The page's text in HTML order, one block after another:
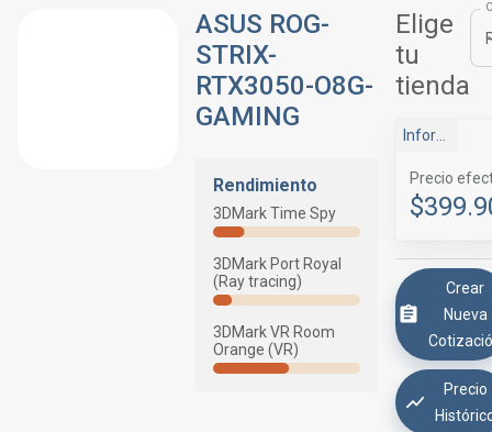
ASUS ROG-
STRIX-
RTX3050-O8G-
GAMING
Rendimiento
3DMark Time Spy
3DMark Port Royal
(Ray tracing)
3DMark VR Room
Orange (VR)
Elige
tu
tienda
Infor-Ingen
Precio
Crear
Nueva
Precio